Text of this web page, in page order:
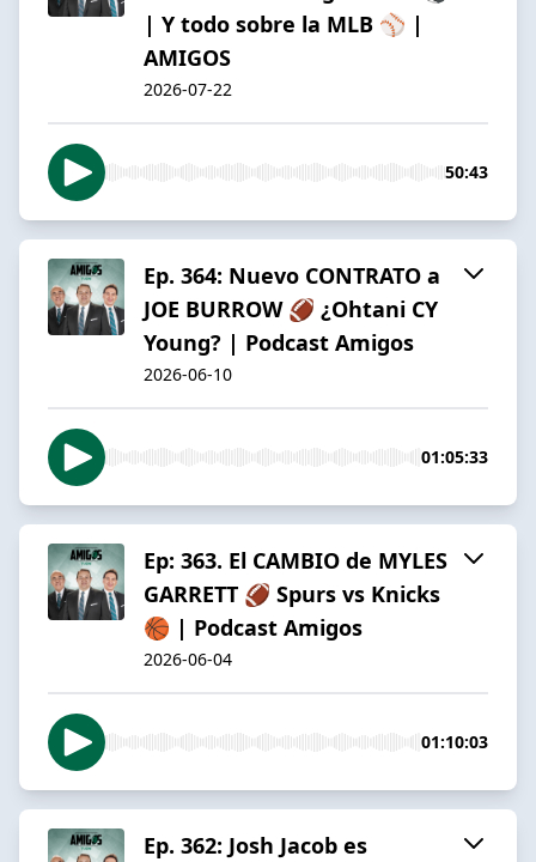
| Y todo sobre la MLB ⚾️ |
AMIGOS
2026-07-22
50:43
Ep. 364: Nuevo CONTRATO a
JOE BURROW 🏈 ¿Ohtani CY
Young? | Podcast Amigos
2026-06-10
01:05:33
Ep: 363. El CAMBIO de MYLES
GARRETT 🏈 Spurs vs Knicks
🏀 | Podcast Amigos
2026-06-04
01:10:03
Ep. 362: Josh Jacob es